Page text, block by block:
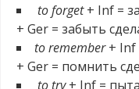
to forget+ Inf =
+ Ger = забыть
to remember+ Inf
+ Ger = помнить
to try+ Inf =